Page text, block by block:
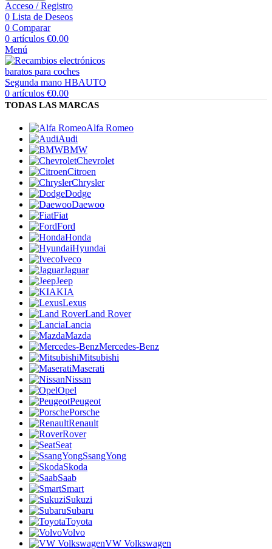
Acceso / Registro
0 Lista de Deseos
0 Comparar
0 artículos €0.00
Menú
0 artículos €0.00
TODAS LAS MARCAS
Alfa Romeo
Audi
BMW
Chevrolet
Citroen
Chrysler
Dodge
Daewoo
Fiat
Ford
Honda
Hyundai
Iveco
Jaguar
Jeep
KIA
Lexus
Land Rover
Lancia
Mazda
Mercedes-Benz
Mitsubishi
Maserati
Nissan
Opel
Peugeot
Porsche
Renault
Rover
Seat
SsangYong
Skoda
Saab
Smart
Sukuzi
Subaru
Toyota
Volvo
VW Volkswagen